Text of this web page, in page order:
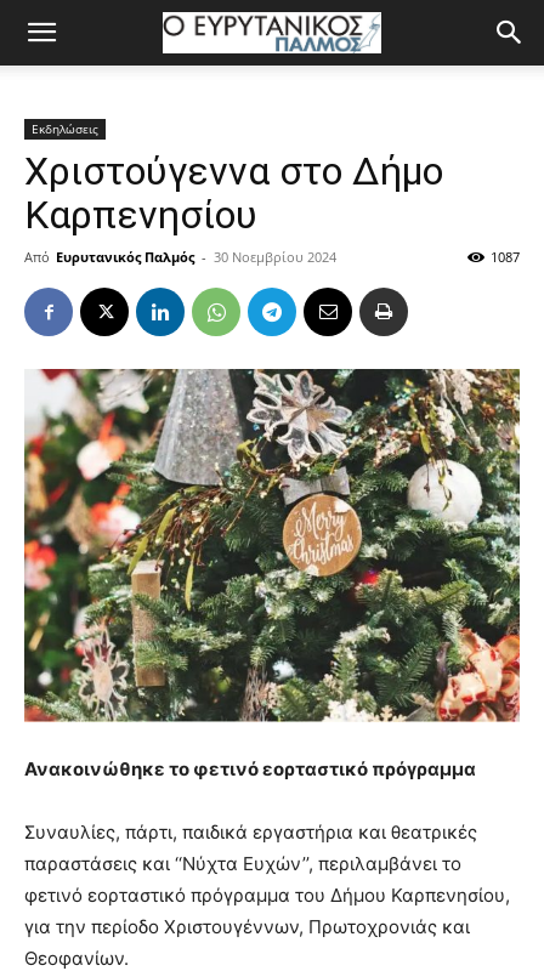
Εκδηλώσεις
Χριστούγεννα στο Δήμο
Καρπενησίου
Από Ευρυτανικός Παλμός - 30 Νοεμβρίου 2024 1087
Ανακοινώθηκε το φετινό εορταστικό πρόγραμμα
Συναυλίες, πάρτι, παιδικά εργαστήρια και θεατρικές
παραστάσεις και ‘‘Νύχτα Ευχών’’, περιλαμβάνει το
φετινό εορταστικό πρόγραμμα του Δήμου Καρπενησίου,
για την περίοδο Χριστουγέννων, Πρωτοχρονιάς και
Θεοφανίων.